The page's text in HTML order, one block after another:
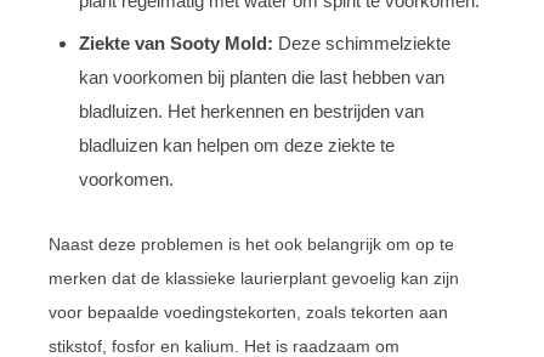
Ziekte van Sooty Mold: Deze schimmelziekte
kan voorkomen bij planten die last hebben van
bladluizen. Het herkennen en bestrijden van
bladluizen kan helpen om deze ziekte te
voorkomen.
Naast deze problemen is het ook belangrijk om op te
merken dat de klassieke laurierplant gevoelig kan zijn
voor bepaalde voedingstekorten, zoals tekorten aan
stikstof, fosfor en kalium. Het is raadzaam om